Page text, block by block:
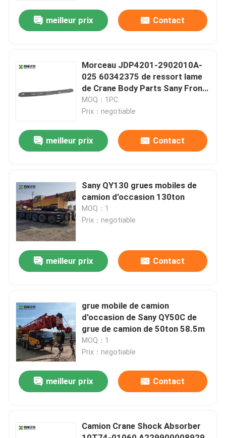
Maison
Au sujet de nous
Visite d'usine
Contrôle de qualité
Contactez-nous
Demandez une citation
Grues utilisées de camion
Grues tout-terrain d'occasion
meilleur prix Contact
Morceau JDP4201-2902010A-
025 60342375 de ressort lame
de Crane Body Parts Sany Front
de camion troisième
MOQ：1PC
Prix：negotiable
meilleur prix Contact
Sany QY130 grues mobiles de
camion d'occasion 130ton
MOQ：1
Prix：negotiable
meilleur prix Contact
grue mobile de camion
d'occasion de Sany QY50C de
grue de camion de 50ton 58.5m
MOQ：1
Prix：negotiable
meilleur prix Contact
Camion Crane Shock Absorber